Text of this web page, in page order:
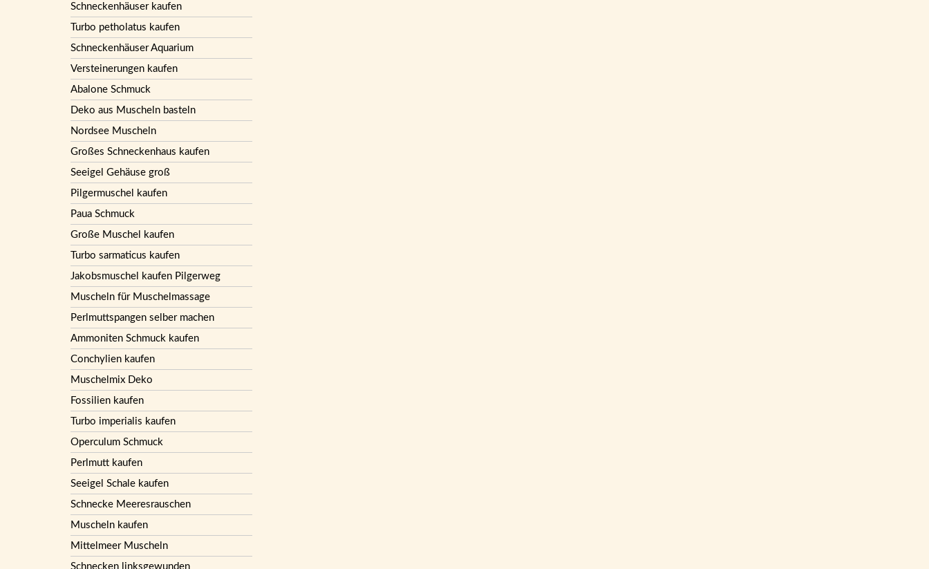
Schneckenhäuser kaufen
Turbo petholatus kaufen
Schneckenhäuser Aquarium
Versteinerungen kaufen
Abalone Schmuck
Deko aus Muscheln basteln
Nordsee Muscheln
Großes Schneckenhaus kaufen
Seeigel Gehäuse groß
Pilgermuschel kaufen
Paua Schmuck
Große Muschel kaufen
Turbo sarmaticus kaufen
Jakobsmuschel kaufen Pilgerweg
Muscheln für Muschelmassage
Perlmuttspangen selber machen
Ammoniten Schmuck kaufen
Conchylien kaufen
Muschelmix Deko
Fossilien kaufen
Turbo imperialis kaufen
Operculum Schmuck
Perlmutt kaufen
Seeigel Schale kaufen
Schnecke Meeresrauschen
Muscheln kaufen
Mittelmeer Muscheln
Schnecken linksgewunden